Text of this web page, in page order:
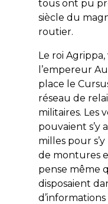
tous ont pu
siècle du
routier.
Le roi Agrippa,
l’empereur
place le
réseau de
militaires. Les
pouvaient s’y
milles pour
de montures
pense même
disposaient